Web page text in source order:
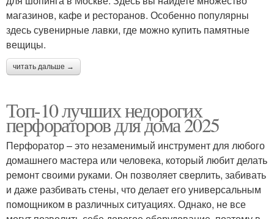
магазинов, кафе и ресторанов. Особенно популярны
здесь сувенирные лавки, где можно купить памятные
вещицы.
читать дальше →
Топ-10 лучших недорогих
перфораторов для дома 2025
Перфоратор – это незаменимый инструмент для любого
домашнего мастера или человека, который любит делать
ремонт своими руками. Он позволяет сверлить, забивать
и даже разбивать стены, что делает его универсальным
помощником в различных ситуациях. Однако, не все